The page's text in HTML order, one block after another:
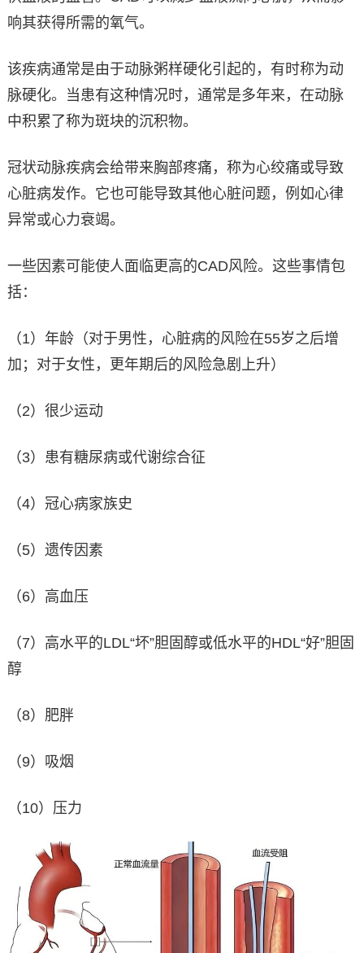
响其获得所需的氧气。
该疾病通常是由于动脉粥样硬化引起的，有时称为动
脉硬化。当患有这种情况时，通常是多年来，在动脉
中积累了称为斑块的沉积物。
冠状动脉疾病会给带来胸部疼痛，称为心绞痛或导致
心脏病发作。它也可能导致其他心脏问题，例如心律
异常或心力衰竭。
一些因素可能使人面临更高的CAD风险。这些事情包
括：
（1）年龄（对于男性，心脏病的风险在55岁之后增
加；对于女性，更年期后的风险急剧上升）
（2）很少运动
（3）患有糖尿病或代谢综合征
（4）冠心病家族史
（5）遗传因素
（6）高血压
（7）高水平的LDL“坏”胆固醇或低水平的HDL“好”胆固
醇
（8）肥胖
（9）吸烟
（10）压力